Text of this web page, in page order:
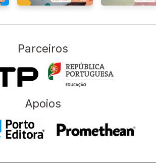
Parceiros
Apoios